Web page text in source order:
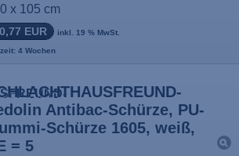
x 105 cm
EUR inkl. 19 % MwSt.
4 Wochen
Antibac-Schürze, PU-
Schürze 1605, weiß,
= 5